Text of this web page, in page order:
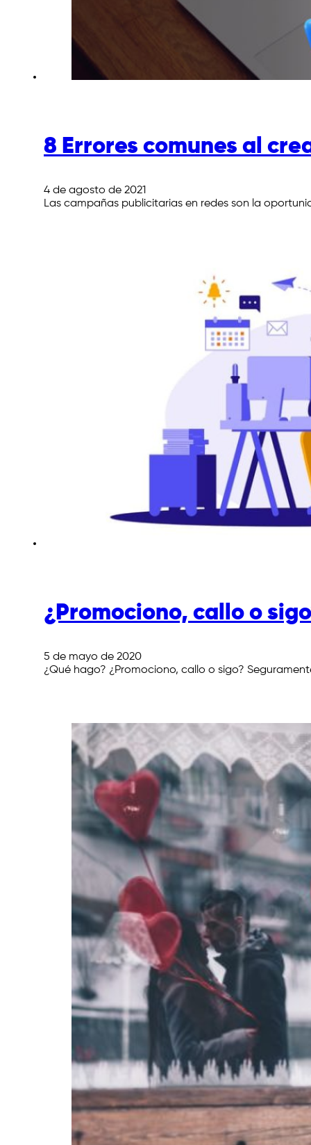
8 Errores comunes al
4 de agosto de 2021
Las campañas publicitarias en redes son la
¿Promociono, callo o
5 de mayo de 2020
¿Qué hago? ¿Promociono, callo o sigo?